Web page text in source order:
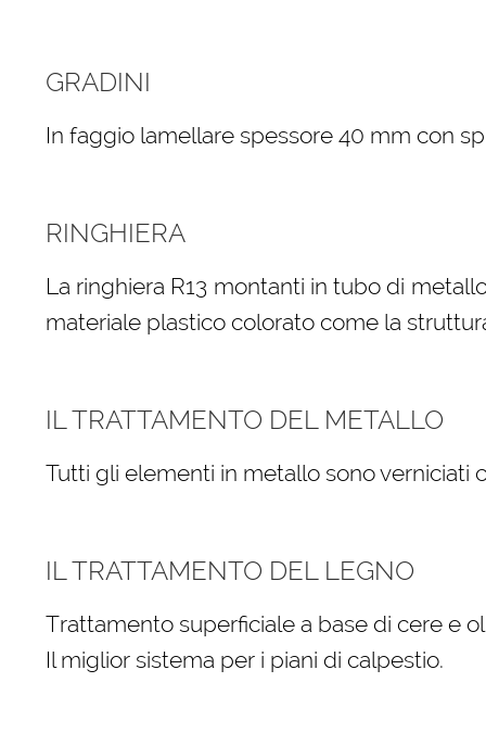
GRADINI
In faggio lamellare spessore 40 mm con
RINGHIERA
La ringhiera R13 montanti in tubo di
materiale plastico colorato come la
IL TRATTAMENTO DEL METALLO
Tutti gli elementi in metallo sono verniciati
IL TRATTAMENTO DEL LEGNO
Trattamento superficiale a base di cere e
Il miglior sistema per i piani di calpestio.